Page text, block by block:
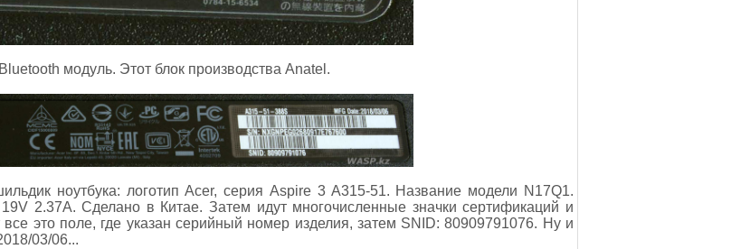
модуль. Этот блок производства Anatel.
ноутбука: логотип Acer, серия Aspire 3 A315-51. Название модели N17Q1.
2.37A. Сделано в Китае. Затем идут многочисленные значки сертификаций и
это поле, где указан серийный номер изделия, затем SNID: 80909791076. Ну и
03/06...